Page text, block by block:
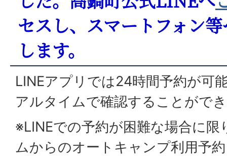
セスし、スマートフォン
します。
LINEアプリでは24時間予約が可
アルタイムで確認することがで
※LINEでの予約が困難な場合に限
ムからのオートキャンプ利用予